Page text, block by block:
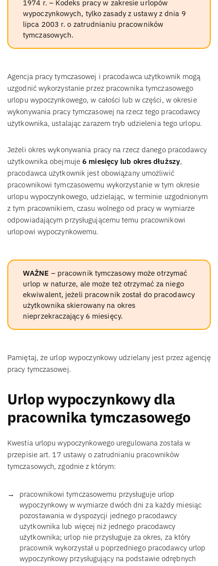
1974 r. – Kodeks pracy w zakresie urlopów
wypoczynkowych, tylko zasady z ustawy z dnia 9
lipca 2003 r. o zatrudnianiu pracowników
tymczasowych.
Agencja pracy tymczasowej i pracodawca użytkownik mogą
uzgodnić wykorzystanie przez pracownika tymczasowego
urlopu wypoczynkowego, w całości lub w części, w okresie
wykonywania pracy tymczasowej na rzecz tego pracodawcy
użytkownika, ustalając zarazem tryb udzielenia tego urlopu.
Jeżeli okres wykonywania pracy na rzecz danego pracodawcy
użytkownika obejmuje6 miesięcy lub okres dłuższy,
pracodawca użytkownik jest obowiązany umożliwić
pracownikowi tymczasowemu wykorzystanie w tym okresie
urlopu wypoczynkowego, udzielając, w terminie uzgodnionym
z tym pracownikiem, czasu wolnego od pracy w wymiarze
odpowiadającym przysługującemu temu pracownikowi
urlopowi wypoczynkowemu.
WAŻNE – pracownik tymczasowy może otrzymać
urlop w naturze, ale może też otrzymać za niego
ekwiwalent, jeżeli pracownik został do pracodawcy
użytkownika skierowany na okres
nieprzekraczający 6 miesięcy.
Pamiętaj, że urlop wypoczynkowy udzielany jest przez agencję
pracy tymczasowej.
Urlop wypoczynkowy dla
pracownika tymczasowego
Kwestia urlopu wypoczynkowego uregulowana została w
przepisie art. 17 ustawy o zatrudnianiu pracowników
tymczasowych, zgodnie z którym:
pracownikowi tymczasowemu przysługuje urlop
wypoczynkowy w wymiarze dwóch dni za każdy miesiąc
pozostawania w dyspozycji jednego pracodawcy
użytkownika lub więcej niż jednego pracodawcy
użytkownika; urlop nie przysługuje za okres, za który
pracownik wykorzystał u poprzedniego pracodawcy urlop
wypoczynkowy przysługujący na podstawie odrębnych